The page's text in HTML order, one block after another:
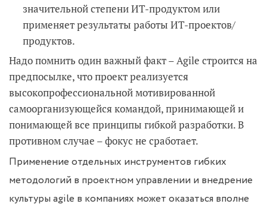
значительной степени ИТ-продуктом или
применяет результаты работы ИТ-проектов/
продуктов.
Надо помнить один важный факт – Agile строится на
предпосылке, что проект реализуется
высокопрофессиональной мотивированной
самоорганизующейся командой, принимающей и
понимающей все принципы гибкой разработки. В
противном случае – фокус не сработает.
Применение отдельных инструментов гибких
методологий в проектном управлении и внедрение
культуры agile в компаниях может оказаться вполне